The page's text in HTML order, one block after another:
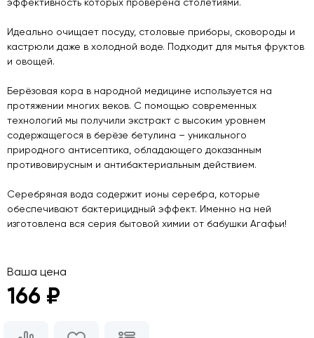
Идеально очищает посуду, столовые приборы, сковороды и
кастрюли даже в холодной воде. Подходит для мытья фруктов
и овощей.
Берёзовая кора в народной медицине используется на
протяжении многих веков. С помощью современных
технологий мы получили экстракт с высоким уровнем
содержащегося в берёзе бетулина – уникального
природного антисептика, обладающего доказанным
противовирусным и антибактериальным действием.
Серебряная вода содержит ионы серебра, которые
обеспечивают бактерицидный эффект. Именно на ней
изготовлена вся серия бытовой химии от бабушки Агафьи!
Ваша цена
166 ₽